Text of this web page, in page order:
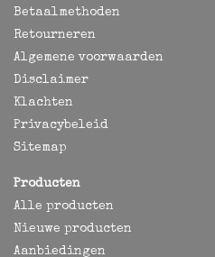
Betaalmethoden
Retourneren
Algemene voorwaarden
Disclaimer
Klachten
Privacybeleid
Sitemap
Producten
Alle producten
Nieuwe producten
Aanbiedingen